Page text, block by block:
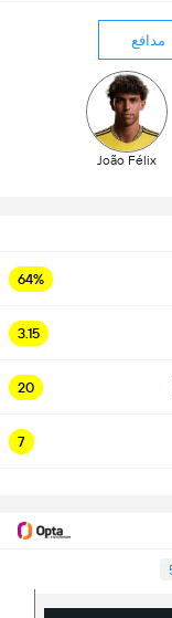
مدافع
João Félix
64%
3.15
20
7